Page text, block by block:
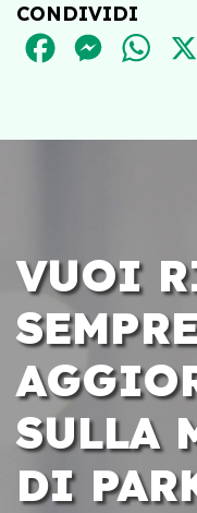
CONDIVIDI
FACEBOOK
VUOI
SULLA
DI